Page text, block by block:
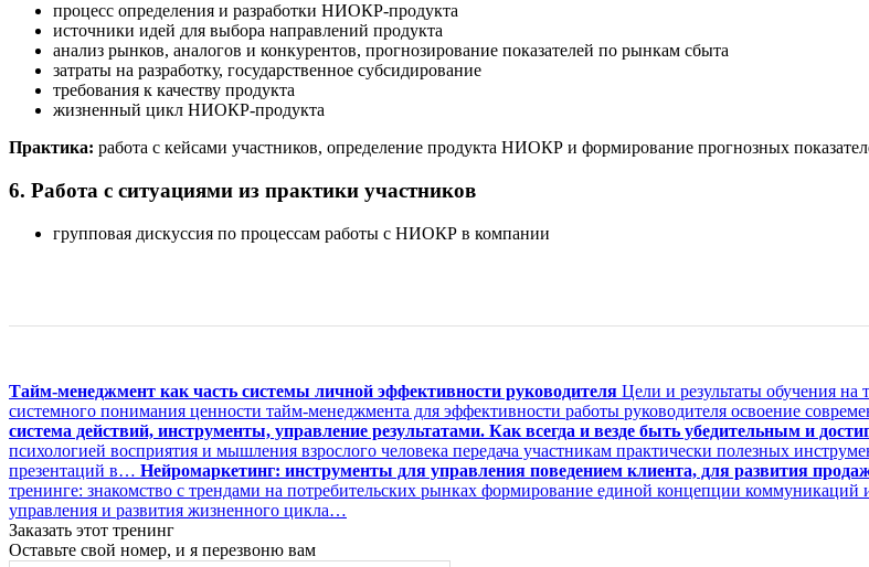
процесс определения и разработки НИОКР-продукта
источники идей для выбора направлений продукта
анализ рынков, аналогов и конкурентов, прогнозирование показателей по рынкам сбыта
затраты на разработку, государственное субсидирование
требования к качеству продукта
жизненный цикл НИОКР-продукта
Практика: работа с кейсами участников, определение продукта НИОКР и формирование прогнозных
6. Работа с ситуациями из практики участников
групповая дискуссия по процессам работы с НИОКР в компании
Оставить отзыв
Тайм-менеджмент как часть системы личной эффективности руководителя Цели и результаты обучения
системного понимания ценности тайм-менеджмента для эффективности работы руководителя освоение
система действий, инструменты, управление результатами. Как всегда и везде быть убедительным и
психологией восприятия и мышления взрослого человека передача участникам практически полезных
презентаций в… Нейромаркетинг: инструменты для управления поведением клиента, для развития
тренинге: знакомство с трендами на потребительских рынках формирование единой концепции
управления и развития жизненного цикла…
Заказать этот тренинг
Оставьте свой номер, и я перезвоню вам